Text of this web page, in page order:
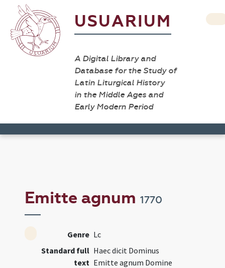
USUARIUM
A Digital Library and
Database for the Study of
Latin Liturgical History
in the Middle Ages and
Early Modern Period
Emitte agnum1770
Genre Lc
Standard full
text
Haec dicit Dominus
Emitte agnum Domine